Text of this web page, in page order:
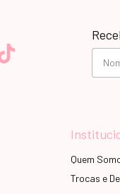
Quem
Trocas e